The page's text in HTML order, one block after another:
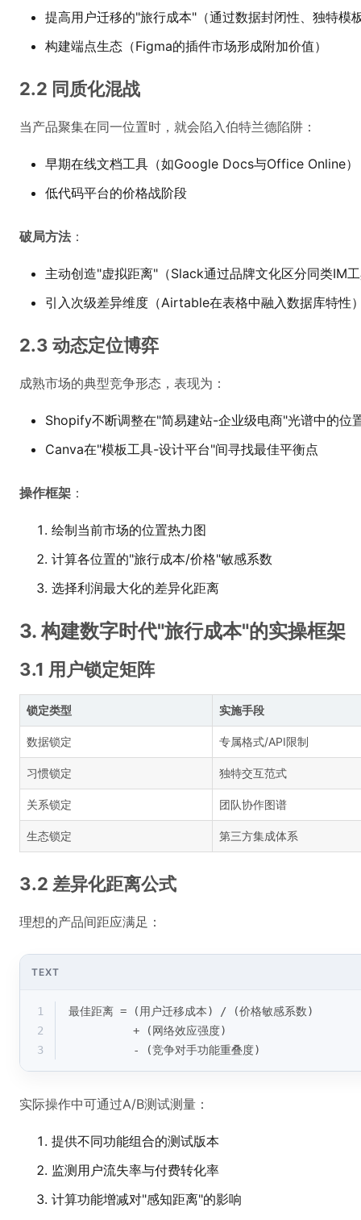
提高用户迁移的"旅行成本"（通过数据封闭性、独特模
构建端点生态（Figma的插件市场形成附加价值）
2.2 同质化混战
当产品聚集在同一位置时，就会陷入伯特兰德陷阱：
早期在线文档工具（如Google Docs与Office Online）
低代码平台的价格战阶段
破局方法 ：
主动创造"虚拟距离"（Slack通过品牌文化区分同类IM
引入次级差异维度（Airtable在表格中融入数据库特性
2.3 动态定位博弈
成熟市场的典型竞争形态，表现为：
Shopify不断调整在"简易建站-企业级电商"光谱中的位
Canva在"模板工具-设计平台"间寻找最佳平衡点
操作框架 ：
绘制当前市场的位置热力图
计算各位置的"旅行成本/价格"敏感系数
选择利润最大化的差异化距离
3. 构建数字时代"旅行成本"的实操框架
3.1 用户锁定矩阵
锁定类型 实施手段
数据锁定 专属格式/API限制
习惯锁定 独特交互范式
关系锁定 团队协作图谱
生态锁定 第三方集成体系
3.2 差异化距离公式
理想的产品间距应满足：
TEXT
1
最佳距离 = (用户迁移成本) / (价格敏感系数)
2
          + (网络效应强度)
3
          - (竞争对手功能重叠度)
实际操作中可通过A/B测试测量：
提供不同功能组合的测试版本
监测用户流失率与付费转化率
计算功能增减对"感知距离"的影响